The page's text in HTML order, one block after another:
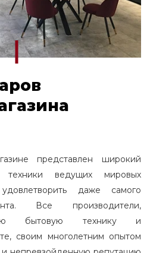
представлен широкий
техники ведущих мировых
даже самого
Все производители,
бытовую технику и
своим многолетним опытом